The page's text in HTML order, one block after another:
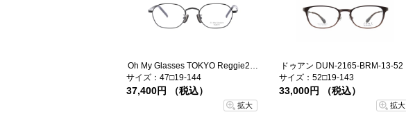
Oh My Glasses TOKYO Reggie2-omg-134 BKM-47
サイズ：47□19-144
37,400円 （税込）
拡大
ドゥアン DUN-2165-BRM-13-52
サイズ：52□19-143
33,000円 （税込）
拡大